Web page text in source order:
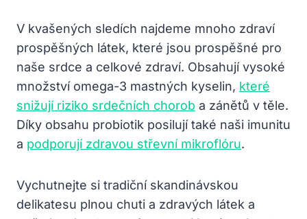
V kvašených sledích najdeme mnoho zdraví
prospěšných látek, které jsou prospěšné pro
naše srdce a celkové zdraví. Obsahují vysoké
množství omega-3 mastných kyselin, které
snižují riziko srdečních chorob a zánětů v těle.
Díky obsahu probiotik posilují také naši imunitu
a podporují zdravou střevní mikroflóru.
Vychutnejte si tradiční skandinávskou
delikatesu plnou chuti a zdravých látek a